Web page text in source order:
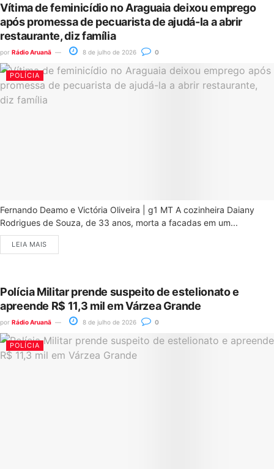
Vítima de feminicídio no Araguaia deixou emprego
após promessa de pecuarista de ajudá-la a abrir
restaurante, diz família
por Rádio Aruanã 8 de julho de 2026 0
POLÍCIA
Fernando Deamo e Victória Oliveira | g1 MT A cozinheira Daiany
Rodrigues de Souza, de 33 anos, morta a facadas em um...
LEIA MAIS
Polícia Militar prende suspeito de estelionato e
apreende R$ 11,3 mil em Várzea Grande
por Rádio Aruanã 8 de julho de 2026 0
POLÍCIA